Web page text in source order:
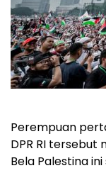
Perempuan
DPR RI tersebut
Bela Palestina